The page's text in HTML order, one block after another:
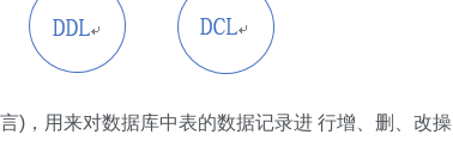
)，用来对数据库中表的数据记录进 行增、删、改操